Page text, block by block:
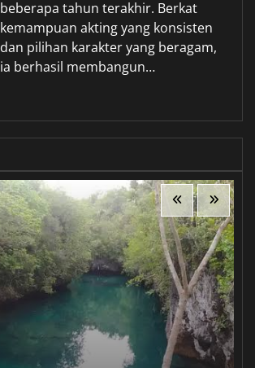
beberapa tahun terakhir. Berkat
kemampuan akting yang konsisten
dan pilihan karakter yang beragam,
ia berhasil membangun…